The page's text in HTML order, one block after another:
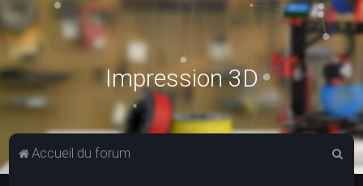
Impression 3D
Accueil du forum